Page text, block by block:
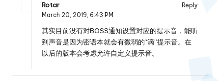
Rotar
Reply
March 20, 2019, 6:43 PM
其实目前没有对BOSS通知设置对应的提示音，能听
到声音是因为密语本就会有微弱的“滴”提示音。在
以后的版本会考虑允许自定义提示音。